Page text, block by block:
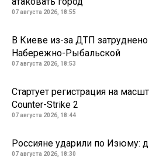
07 августа 2026, 18:55
В Киеве из-за ДТП
Набережно-Рыбальской
07 августа 2026, 18:53
Стартует регистрация на
Counter-Strike 2
07 августа 2026, 18:44
Россияне ударили по Изюму:
07 августа 2026, 18:30